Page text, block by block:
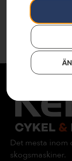
Det mesta inom
skogsmaskiner.